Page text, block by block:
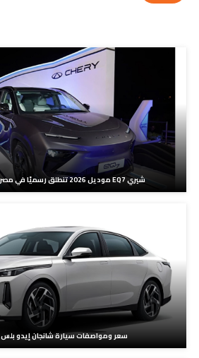
شيري EQ7 موديل 2026 تنطلق رسميًا في مصر بزيادة سعر طفيفة
سعر ومواصفات سيارة شانجان إيدو بلس 2025 في مصر